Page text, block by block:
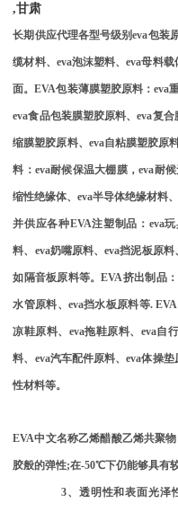
,甘肃
长期供应代理各型号级别eva包装
缆材料、 eva泡沫塑料、eva母料载
面。EVA包装薄膜塑胶原料： eva
eva食品包装膜塑胶原料、eva复合
缩膜塑胶原料、 eva自粘膜塑胶原
料： eva耐候保温大棚膜，eva耐候
缩性绝缘体、eva半导体绝缘材料
并供应各种EVA注塑制品： eva玩
料、 eva奶嘴原料、eva挡泥板原料、
如隔音板原料等。EVA挤出制品
水管原料、 eva挡水板原料等. EVA
凉鞋原料、 eva拖鞋原料、 eva自
料、 eva汽车配件原料、eva体操垫
性材料等。
EVA中文名称乙烯醋酸乙烯共聚
胶般的弹性;在-50℃下仍能够具有
3、透明性和表面光泽